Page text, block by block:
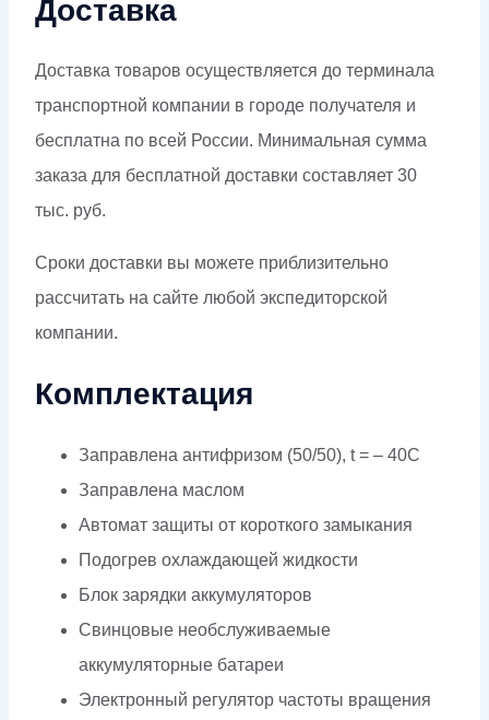
Доставка
Доставка товаров осуществляется до терминала
транспортной компании в городе получателя и
бесплатна по всей России. Минимальная сумма
заказа для бесплатной доставки составляет 30
тыс. руб.
Сроки доставки вы можете приблизительно
рассчитать на сайте любой экспедиторской
компании.
Комплектация
Заправлена антифризом (50/50), t = – 40C
Заправлена маслом
Автомат защиты от короткого замыкания
Подогрев охлаждающей жидкости
Блок зарядки аккумуляторов
Свинцовые необслуживаемые
аккумуляторные батареи
Электронный регулятор частоты вращения